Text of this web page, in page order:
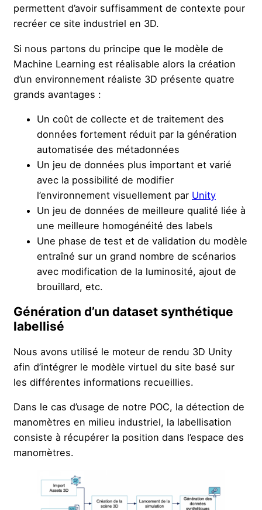
permettent d’avoir suffisamment de contexte pour
recréer ce site industriel en 3D.
Si nous partons du principe que le modèle de
Machine Learning est réalisable alors la création
d’un environnement réaliste 3D présente quatre
grands avantages :
Un coût de collecte et de traitement des
données fortement réduit par la génération
automatisée des métadonnées
Un jeu de données plus important et varié
avec la possibilité de modifier
l’environnement visuellement par Unity
Un jeu de données de meilleure qualité liée à
une meilleure homogénéité des labels
Une phase de test et de validation du modèle
entraîné sur un grand nombre de scénarios
avec modification de la luminosité, ajout de
brouillard, etc.
Génération d’un dataset synthétique
labellisé
Nous avons utilisé le moteur de rendu 3D Unity
afin d’intégrer le modèle virtuel du site basé sur
les différentes informations recueillies.
Dans le cas d’usage de notre POC, la détection de
manomètres en milieu industriel, la labellisation
consiste à récupérer la position dans l’espace des
manomètres.